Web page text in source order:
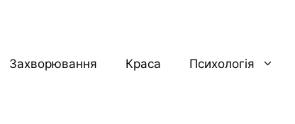
Захворювання Краса Психологія